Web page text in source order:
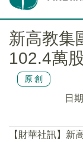
新高教集
102.4萬
原創
日
【財華社訊】新